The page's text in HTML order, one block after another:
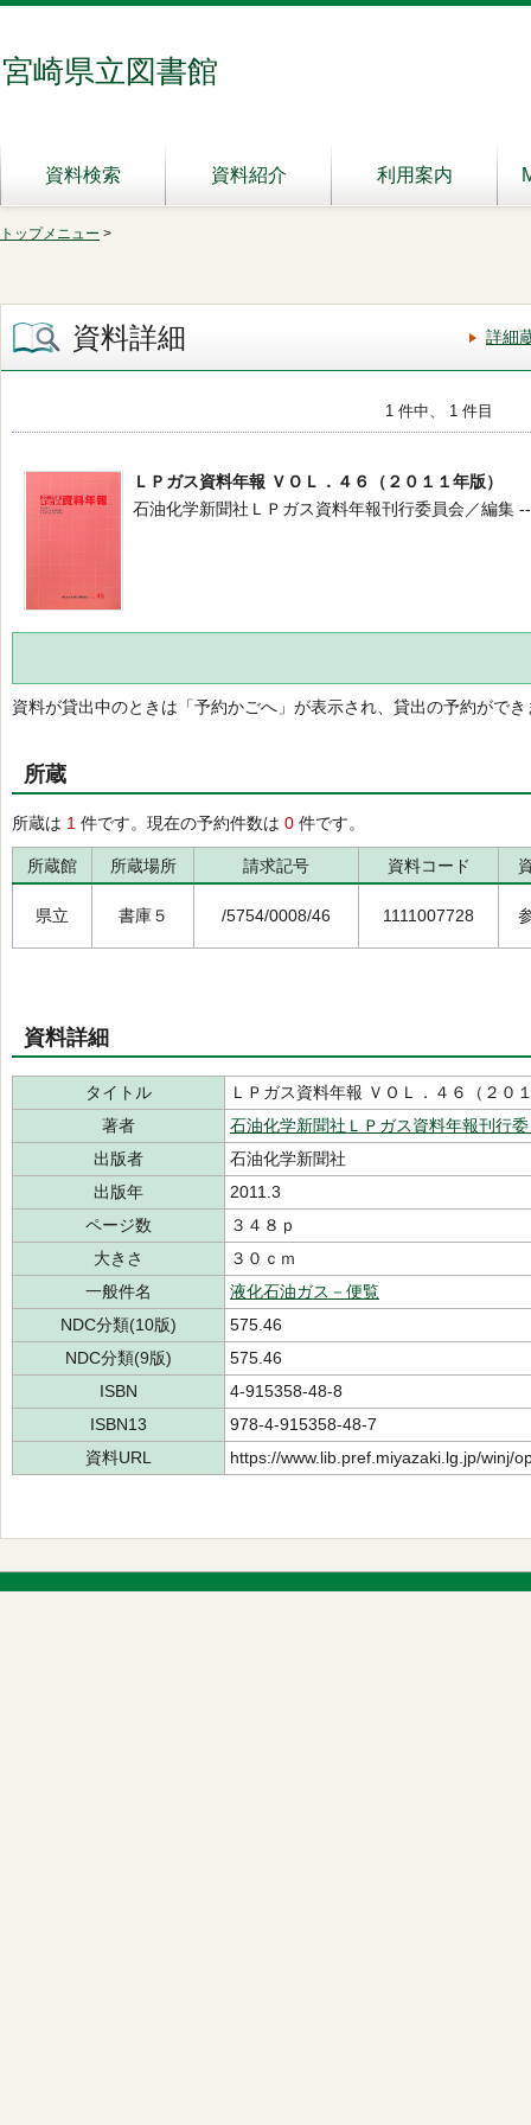
宮崎県立図書館
資料検索 資料紹介 利用案内
トップメニュー >
資料詳細 詳細
1 件中、 1 件目
ＬＰガス資料年報 ＶＯＬ．４６（２０１１年版）
石油化学新聞社ＬＰガス資料年報刊行委員会／編集
資料が貸出中のときは「予約かごへ」が表示され、貸出の予約ができ
所蔵
所蔵は 1 件です。現在の予約件数は 0 件です。
所蔵館 所蔵場所 請求記号 資料コード
県立 書庫５ /5754/0008/46 1111007728
資料詳細
タイトル
ＬＰガス資料年報 ＶＯＬ．４６（２０
著者
石油化学新聞社ＬＰガス資料年報刊行
出版者
石油化学新聞社
出版年
2011.3
ページ数
３４８ｐ
大きさ
３０ｃｍ
一般件名
液化石油ガス－便覧
NDC分類(10版)
575.46
NDC分類(9版)
575.46
ISBN
4-915358-48-8
ISBN13
978-4-915358-48-7
資料URL
https://www.lib.pref.miyazaki.lg.jp/winj/